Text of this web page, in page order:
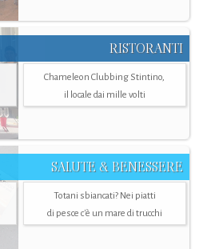
RISTORANTI
Chameleon Clubbing Stintino,
il locale dai mille volti
SALUTE & BENESSERE
Totani sbiancati? Nei piatti
di pesce c'è un mare di trucchi